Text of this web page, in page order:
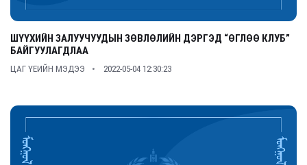
ШҮҮХИЙН ЗАЛУУЧУУДЫН ЗӨВЛӨЛИЙН ДЭРГЭД “ӨГЛӨӨ КЛУБ”
БАЙГУУЛАГДЛАА
ЦАГ ҮЕИЙН МЭДЭЭ 2022-05-04 12:30:23